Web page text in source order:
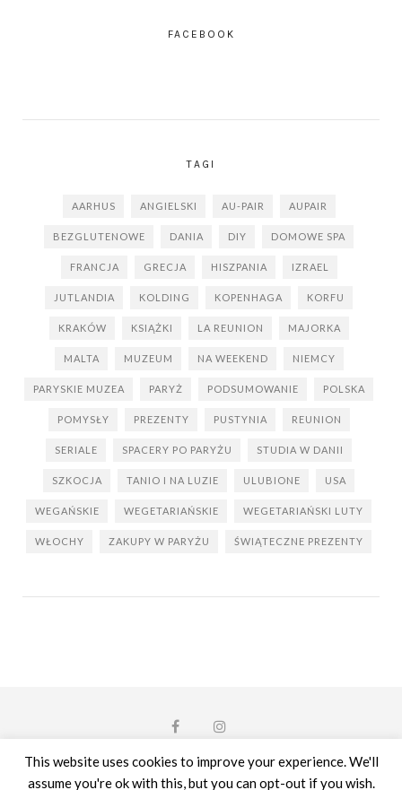
FACEBOOK
TAGI
AARHUS ANGIELSKI AU-PAIR AUPAIR
BEZGLUTENOWE DANIA DIY DOMOWE SPA
FRANCJA GRECJA HISZPANIA IZRAEL
JUTLANDIA KOLDING KOPENHAGA KORFU
KRAKÓW KSIĄŻKI LA REUNION MAJORKA
MALTA MUZEUM NA WEEKEND NIEMCY
PARYSKIE MUZEA PARYŻ PODSUMOWANIE POLSKA
POMYSŁY PREZENTY PUSTYNIA REUNION
SERIALE SPACERY PO PARYŻU STUDIA W DANII
SZKOCJA TANIO I NA LUZIE ULUBIONE USA
WEGAŃSKIE WEGETARIAŃSKIE WEGETARIAŃSKI LUTY
WŁOCHY ZAKUPY W PARYŻU ŚWIĄTECZNE PREZENTY
This website uses cookies to improve your experience. We'll
assume you're ok with this, but you can opt-out if you wish.